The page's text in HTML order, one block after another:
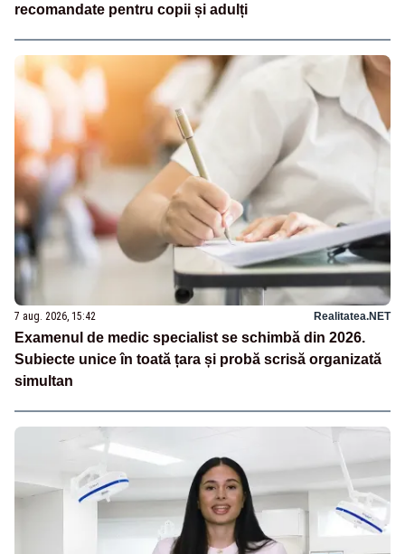
recomandate pentru copii și adulți
7 aug. 2026, 15:42 Realitatea.NET
Examenul de medic specialist se schimbă din 2026.
Subiecte unice în toată țara și probă scrisă organizată
simultan